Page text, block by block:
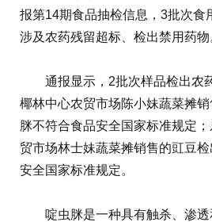
报第14期食品抽检信息，3批次食
涉及农药残留超标、检出禁用药物
通报显示，2批次样品检出农
椰林中心农贸市场陈小妹蔬菜摊
脒不符合食品安全国家标准规定
贸市场林士妹蔬菜摊销售的豇豆
安全国家标准规定。
啶虫脒是一种具有触杀、渗透